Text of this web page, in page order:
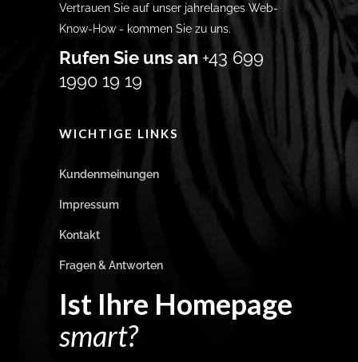
Vertrauen Sie auf unser jahrelanges Web-
Know-How - kommen Sie zu uns.
Rufen Sie uns an +43 699
1990 19 19
WICHTIGE LINKS
Kundenmeinungen
Impressum
Kontakt
Fragen & Antworten
Ist Ihre Homepage
smart?